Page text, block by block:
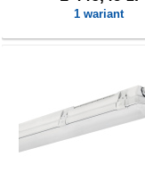
1 wariant